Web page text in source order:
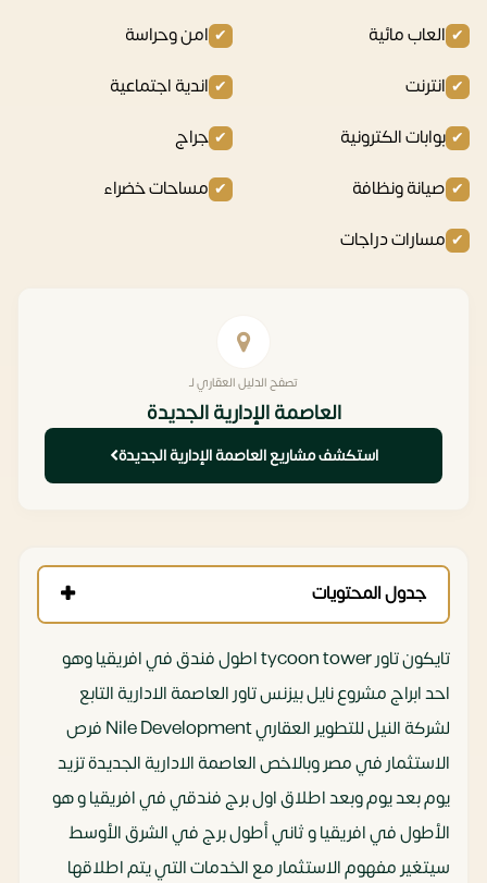
العاب مائية
امن وحراسة
انترنت
اندية اجتماعية
بوابات الكترونية
جراج
صيانة ونظافة
مساحات خضراء
مسارات دراجات
تصفح الدليل العقاري لـ
العاصمة الإدارية الجديدة
استكشف مشاريع العاصمة الإدارية الجديدة
جدول المحتويات
تايكون تاور tycoon tower اطول فندق في افريقيا وهو
احد ابراج مشروع نايل بيزنس تاور العاصمة الادارية التابع
لشركة النيل للتطوير العقاري Nile Development فرص
الاستثمار في مصر وبالاخص العاصمة الادارية الجديدة تزيد
يوم بعد يوم وبعد اطلاق اول برج فندقي في افريقيا و هو
الأطول في افريقيا و ثاني أطول برج في الشرق الأوسط
سيتغير مفهوم الاستثمار مع الخدمات التي يتم اطلاقها